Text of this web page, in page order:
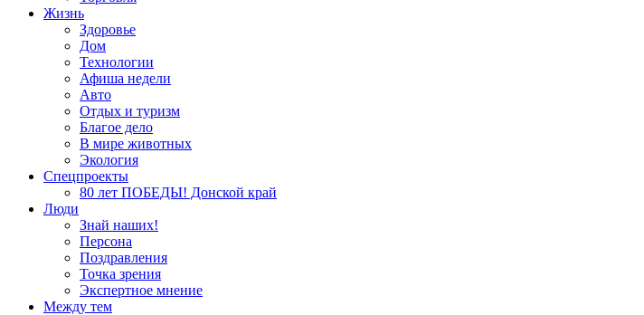
Жизнь
Здоровье
Дом
Технологии
Афиша недели
Авто
Отдых и туризм
Благое дело
В мире животных
Экология
Спецпроекты
80 лет ПОБЕДЫ! Донской край
Люди
Знай наших!
Персона
Поздравления
Точка зрения
Экспертное мнение
Между тем